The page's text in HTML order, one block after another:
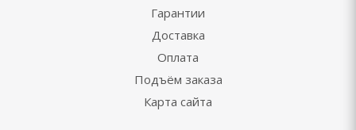
Гарантии
Доставка
Оплата
Подъём заказа
Карта сайта